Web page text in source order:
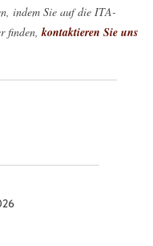
indem Sie auf die ITA-
finden, kontaktieren Sie uns